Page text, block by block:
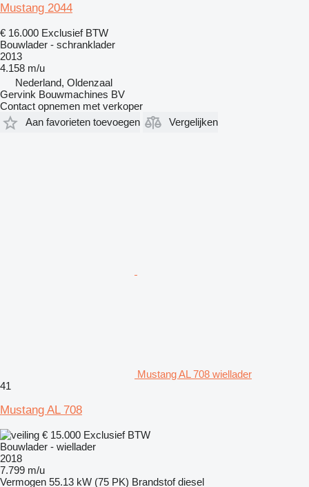
Mustang 2044
€ 16.000 Exclusief BTW
Bouwlader - schranklader
2013
4.158 m/u
Nederland, Oldenzaal
Gervink Bouwmachines BV
Contact opnemen met verkoper
Aan favorieten toevoegen
Vergelijken
Mustang AL 708 wiellader
41
Mustang AL 708
€ 15.000 Exclusief BTW
Bouwlader - wiellader
2018
7.799 m/u
Vermogen 55.13 kW (75 PK) Brandstof diesel